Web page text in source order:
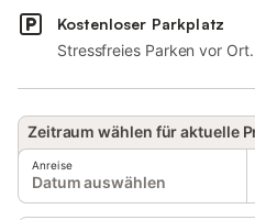
Kostenloser Parkplatz
Stressfreies Parken vor Ort.
Zeitraum wählen für aktuelle
Anreise
Datum auswählen